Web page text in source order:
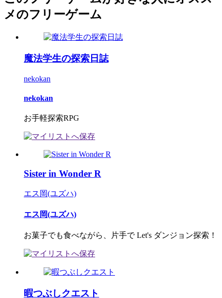
メのフリーゲーム
魔法学生の探索日誌
nekokan
nekokan
お手軽探索RPG
Sister in Wonder R
エス岡(ユズハ)
エス岡(ユズハ)
お菓子でも食べながら、片手で Let's ダンジョン探索！
暇つぶしクエスト